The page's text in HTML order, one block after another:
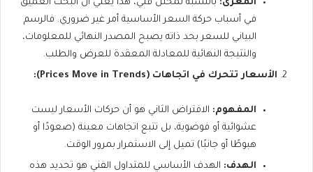
المغزى: بالنسبة لمحلل فني، هذا يعني أن البحث العميق
في أسباب حركة السعر الأساسية أمر غير ضروري. فالرسم
البياني للسعر بحد ذاته يصبح المصدر النهائي للمعلومات،
والنتيجة النهائية للمعادلة المعقدة للعرض والطلب.
الأسعار تتحرك في اتجاهات (Prices Move in Trends):
المفهوم: الافتراض الثاني هو أن حركات الأسعار ليست
عشوائية أو فوضوية، بل تتبع اتجاهات معينة (صعودًا أو
هبوطًا أو جانبًا) تميل إلى الاستمرار بمرور الوقت.
الهدف: الهدف الأساسي للمتداول الفني هو تحديد هذه